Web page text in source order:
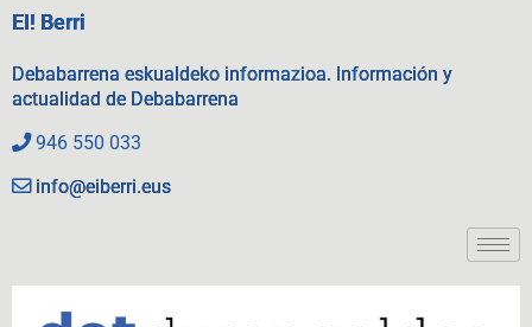
EI! Berri
Debabarrena eskualdeko informazioa. Información y
actualidad de Debabarrena
946 550 033
info@eiberri.eus